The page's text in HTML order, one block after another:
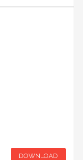
DOWNLOAD